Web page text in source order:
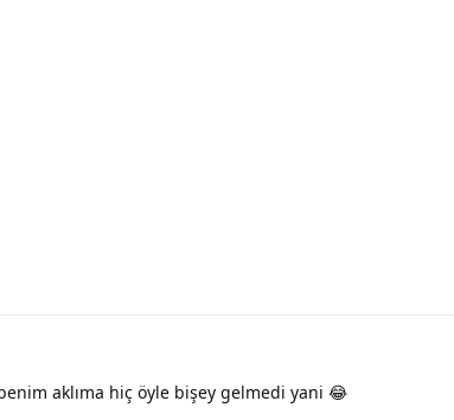
aklıma hiç öyle bişey gelmedi yani 😂